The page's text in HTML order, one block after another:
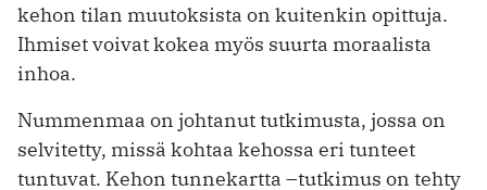
kehon tilan muutoksista on kuitenkin opittuja.
Ihmiset voivat kokea myös suurta moraalista
inhoa.
Nummenmaa on johtanut tutkimusta, jossa on
selvitetty, missä kohtaa kehossa eri tunteet
tuntuvat. Kehon tunnekartta –tutkimus on tehty